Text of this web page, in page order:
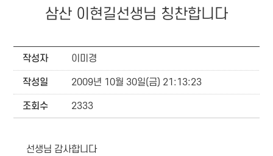
삼산 이현길선생님 칭찬합니다
작성자 이미경
작성일 2009년 10월 30일(금) 21:13:23
조회수 2333
선생님 감사합니다